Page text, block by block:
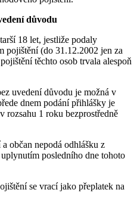
důvodu
18 let, jestliže podaly
pojištění (do 31.12.2002 jen za
těchto osob trvala alespoň
uvedení důvodu je možná v
dnem podání přihlášky je
rozsahu 1 roku bezprostředně
občan nepodá odhlášku z
posledního dne tohoto
se vrací jako přeplatek na